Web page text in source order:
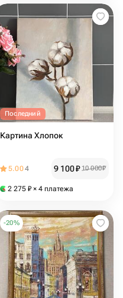
Последний
Картина Хлопок
5.004 9 100₽ 10 000₽
2 275 ₽ × 4 платежа
-20%